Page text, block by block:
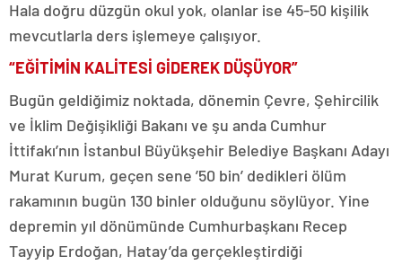
Hala doğru düzgün okul yok, olanlar ise 45-50 kişilik
mevcutlarla ders işlemeye çalışıyor.
“EĞİTİMİN KALİTESİ GİDEREK DÜŞÜYOR”
Bugün geldiğimiz noktada, dönemin Çevre, Şehircilik
ve İklim Değişikliği Bakanı ve şu anda Cumhur
İttifakı’nın İstanbul Büyükşehir Belediye Başkanı Adayı
Murat Kurum, geçen sene ’50 bin’ dedikleri ölüm
rakamının bugün 130 binler olduğunu söylüyor. Yine
depremin yıl dönümünde Cumhurbaşkanı Recep
Tayyip Erdoğan, Hatay’da gerçekleştirdiği